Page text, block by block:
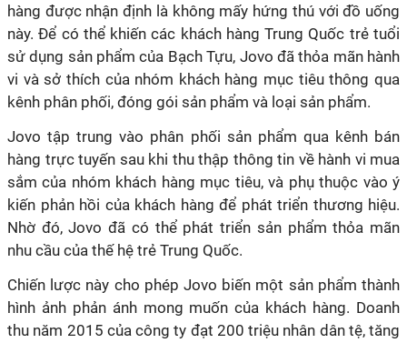
hàng được nhận định là không mấy hứng thú với đồ uống
này. Để có thể khiến các khách hàng Trung Quốc trẻ tuổi
sử dụng sản phẩm của Bạch Tựu, Jovo đã thỏa mãn hành
vi và sở thích của nhóm khách hàng mục tiêu thông qua
kênh phân phối, đóng gói sản phẩm và loại sản phẩm.
Jovo tập trung vào phân phối sản phẩm qua kênh bán
hàng trực tuyến sau khi thu thập thông tin về hành vi mua
sắm của nhóm khách hàng mục tiêu, và phụ thuộc vào ý
kiến phản hồi của khách hàng để phát triển thương hiệu.
Nhờ đó, Jovo đã có thể phát triển sản phẩm thỏa mãn
nhu cầu của thế hệ trẻ Trung Quốc.
Chiến lược này cho phép Jovo biến một sản phẩm thành
hình ảnh phản ánh mong muốn của khách hàng. Doanh
thu năm 2015 của công ty đạt 200 triệu nhân dân tệ, tăng